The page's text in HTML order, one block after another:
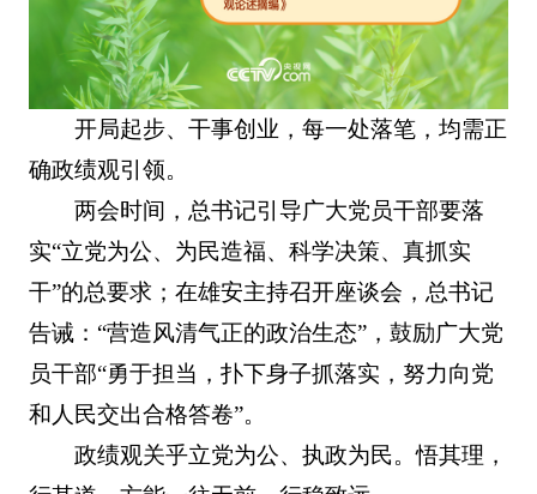
开局起步、干事创业，每一处落笔，均需正
确政绩观引领。
两会时间，总书记引导广大党员干部要落
实“立党为公、为民造福、科学决策、真抓实
干”的总要求；在雄安主持召开座谈会，总书记
告诫：“营造风清气正的政治生态”，鼓励广大党
员干部“勇于担当，扑下身子抓落实，努力向党
和人民交出合格答卷”。
政绩观关乎立党为公、执政为民。悟其理，